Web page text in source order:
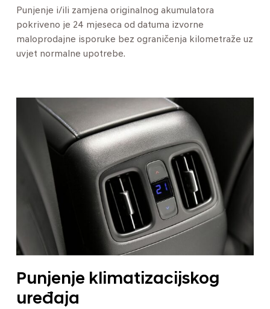
Punjenje i/ili zamjena originalnog akumulatora
pokriveno je 24 mjeseca od datuma izvorne
maloprodajne isporuke bez ograničenja kilometraže uz
uvjet normalne upotrebe.
Punjenje klimatizacijskog
uređaja